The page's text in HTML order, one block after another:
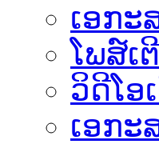
ເອກ
ໂພສ໌ເ
ວິດີໂອ
ເອ​ກະ​